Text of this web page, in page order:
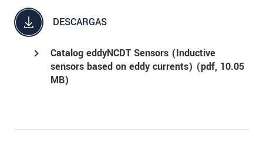
DESCARGAS
Catalog eddyNCDT Sensors (Inductive
sensors based on eddy currents) (pdf, 10.05
MB)